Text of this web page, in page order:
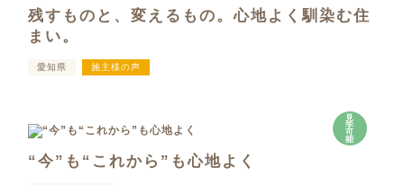
残すものと、変えるもの。心地よく馴染む住
まい。
愛知県 施主様の声
見
学
可
能
“今”も“これから”も心地よく